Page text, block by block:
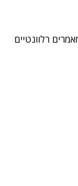
רלוונטיים